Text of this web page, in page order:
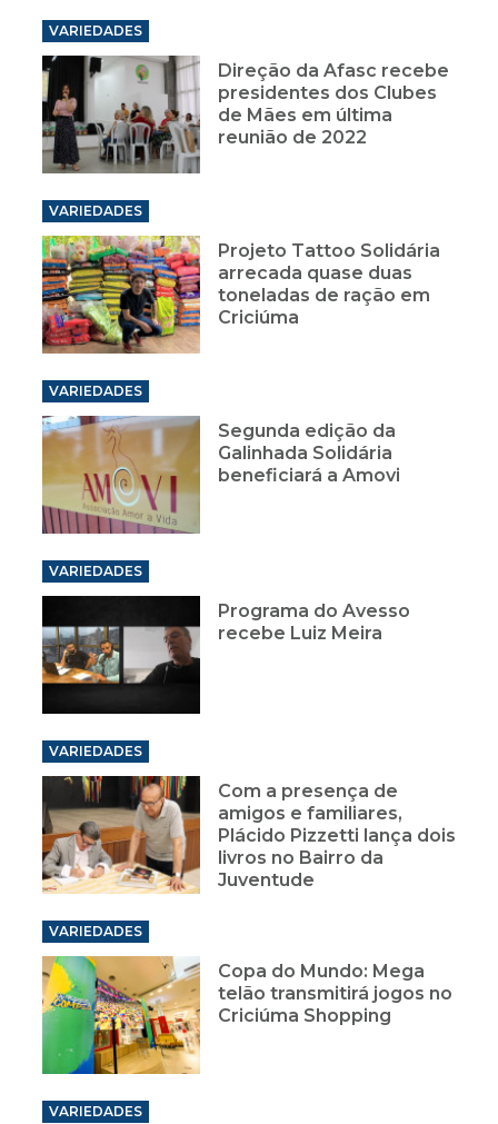
VARIEDADES
Direção da Afasc recebe
presidentes dos Clubes
de Mães em última
reunião de 2022
VARIEDADES
Projeto Tattoo Solidária
arrecada quase duas
toneladas de ração em
Criciúma
VARIEDADES
Segunda edição da
Galinhada Solidária
beneficiará a Amovi
VARIEDADES
Programa do Avesso
recebe Luiz Meira
VARIEDADES
Com a presença de
amigos e familiares,
Plácido Pizzetti lança dois
livros no Bairro da
Juventude
VARIEDADES
Copa do Mundo: Mega
telão transmitirá jogos no
Criciúma Shopping
VARIEDADES